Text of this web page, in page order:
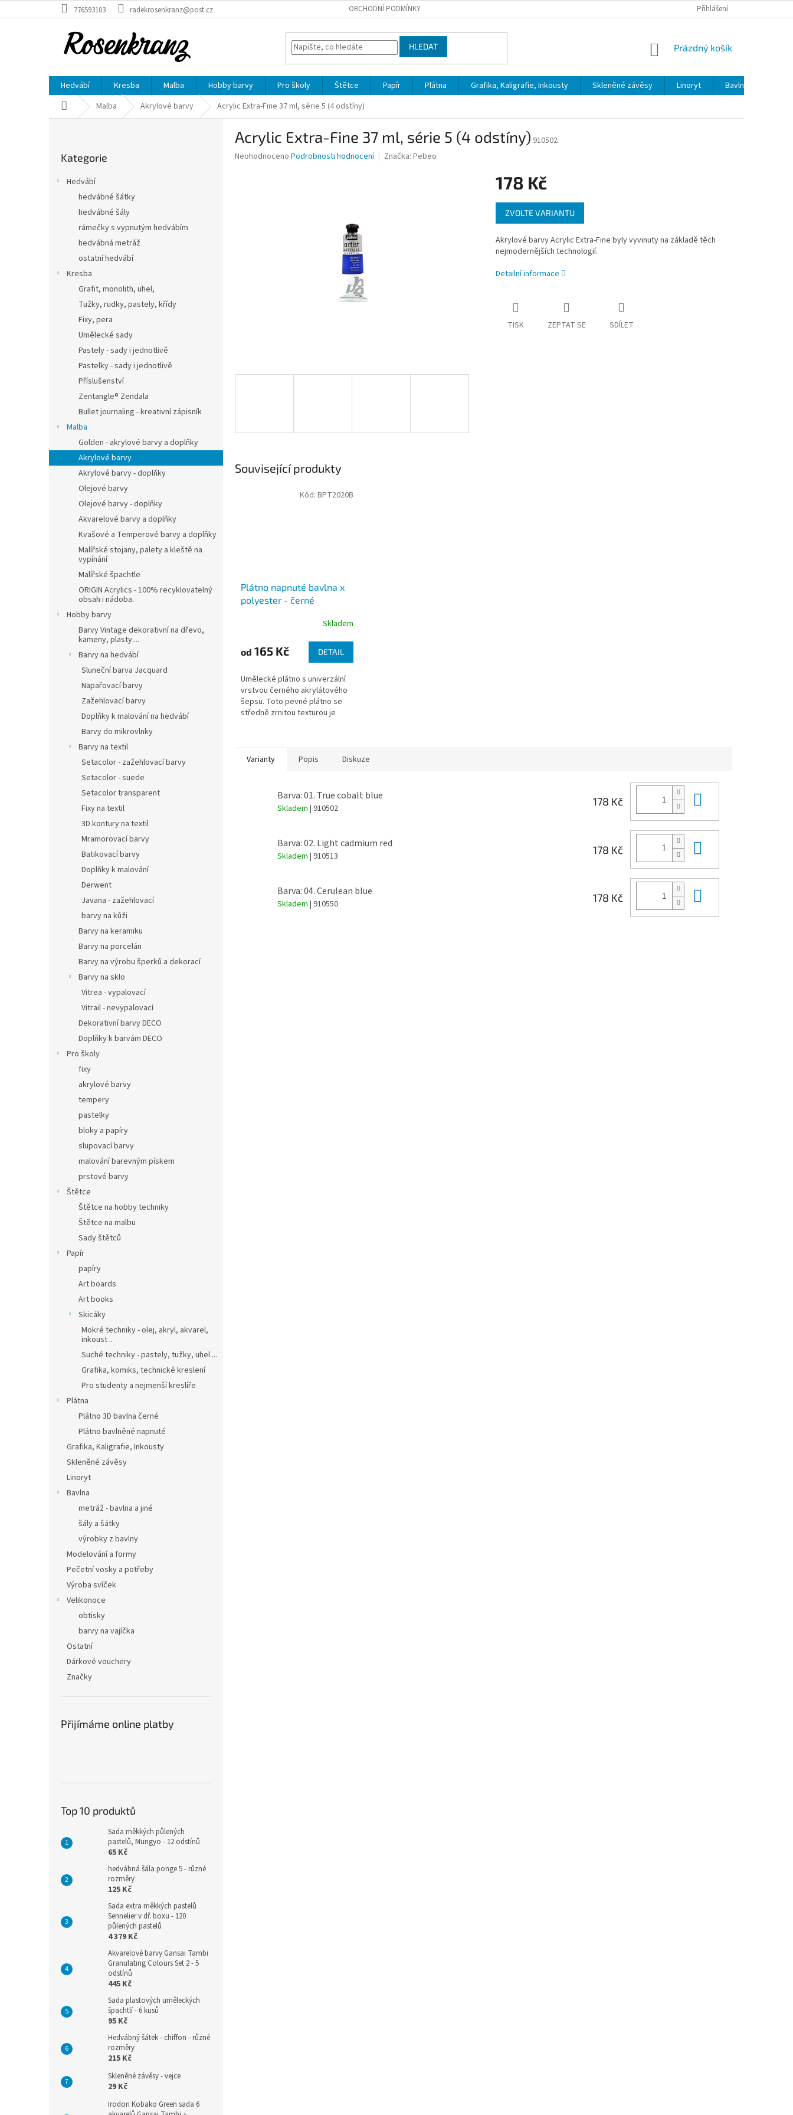
na
776593103 radekrosenkranz@post.cz OBCHODNÍ PODMÍNKY Přihlášení
HLEDAT
NÁKUPNÍ
Prázdný košík
Hedvábí Kresba Malba Hobby barvy Pro školy Štětce Papír Plátna Grafika, Kaligrafie, Inkousty Skleněné závěsy Linoryt Bavlna
Domů Malba Akrylové barvy Acrylic Extra-Fine 37 ml, série 5 (4 odstíny)
kategorie
Kategorie
Hedvábí
hedvábné šátky
hedvábné šály
rámečky s vypnutým hedvábím
hedvábná metráž
ostatní hedvábí
Kresba
Grafit, monolith, uhel,
Tužky, rudky, pastely, křídy
Fixy, pera
Umělecké sady
Pastely - sady i jednotlivě
Pastelky - sady i jednotlivě
Příslušenství
Zentangle® Zendala
Bullet journaling - kreativní zápisník
Malba
Golden - akrylové barvy a doplňky
Akrylové barvy
Akrylové barvy - doplňky
Olejové barvy
Olejové barvy - doplňky
Akvarelové barvy a doplňky
Kvašové a Temperové barvy a doplňky
Malířské stojany, palety a kleště na
vypínání
Malířské špachtle
ORIGIN Acrylics - 100% recyklovatelný
obsah i nádoba.
Hobby barvy
Barvy Vintage dekorativní na dřevo,
kameny, plasty....
Barvy na hedvábí
Sluneční barva Jacquard
Napařovací barvy
Zažehlovací barvy
Doplňky k malování na hedvábí
Barvy do mikrovlnky
Barvy na textil
Setacolor - zažehlovací barvy
Setacolor - suede
Setacolor transparent
Fixy na textil
3D kontury na textil
Mramorovací barvy
Batikovací barvy
Doplňky k malování
Derwent
Javana - zažehlovací
barvy na kůži
Barvy na keramiku
Barvy na porcelán
Barvy na výrobu šperků a dekorací
Barvy na sklo
Vitrea - vypalovací
Vitrail - nevypalovací
Dekorativní barvy DECO
Doplňky k barvám DECO
Pro školy
fixy
akrylové barvy
tempery
pastelky
bloky a papíry
slupovací barvy
malování barevným pískem
prstové barvy
Štětce
Štětce na hobby techniky
Štětce na malbu
Sady štětců
Papír
papíry
Art boards
Art books
Skicáky
Mokré techniky - olej, akryl, akvarel,
inkoust ..
Suché techniky - pastely, tužky, uhel ...
Grafika, komiks, technické kreslení
Pro studenty a nejmenší kreslíře
Plátna
Plátno 3D bavlna černé
Plátno bavlněné napnuté
Grafika, Kaligrafie, Inkousty
Skleněné závěsy
Linoryt
Bavlna
metráž - bavlna a jiné
šály a šátky
výrobky z bavlny
Modelování a formy
Pečetní vosky a potřeby
Výroba svíček
Velikonoce
obtisky
barvy na vajíčka
Ostatní
Dárkové vouchery
Značky
Přijímáme online platby
Top 10 produktů
Sada měkkých půlených
pastelů, Mungyo - 12 odstínů
65 Kč
hedvábná šála ponge 5 - různé
rozměry
125 Kč
Sada extra měkkých pastelů
Sennelier v dř. boxu - 120
půlených pastelů
4 379 Kč
Akvarelové barvy Gansai Tambi
Granulating Colours Set 2 - 5
odstínů
445 Kč
Sada plastových uměleckých
špachtlí - 6 kusů
95 Kč
Hedvábný šátek - chiffon - různé
rozměry
215 Kč
Skleněné závěsy - vejce
29 Kč
Irodori Kobako Green sada 6
Acrylic Extra-Fine 37 ml, série 5 (4 odstíny) 910502
Průměrné
Neohodnoceno Podrobnosti hodnocení Značka: Pebeo
178 Kč
Měrná
cena:
ZVOLTE VARIANTU
Akrylové barvy Acrylic Extra-Fine byly vyvinuty na základě těch
nejmodernějších technologií.
Detailní informace
TISK ZEPTAT SE SDÍLET
Související produkty
Plátno napnuté bavlna x
polyester - černé
Skladem
od 165 Kč DETAIL
Umělecké plátno s univerzální
vrstvou černého akrylátového
šepsu. Toto pevné plátno se
středně zrnitou texturou je
Kód: BPT2020B
Varianty Popis Diskuze
Barva: 01. True cobalt blue
Skladem | 910502
178 Kč
Barva: 02. Light cadmium red
Skladem | 910513
178 Kč
Barva: 04. Cerulean blue
Skladem | 910550
178 Kč